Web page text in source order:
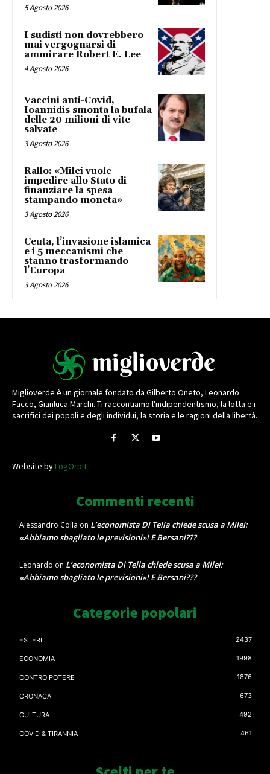
5 Agosto 2026
I sudisti non dovrebbero
mai vergognarsi di
ammirare Robert E. Lee
4 Agosto 2026
Vaccini anti-Covid,
Ioannidis smonta la bufala
delle 20 milioni di vite
salvate
3 Agosto 2026
Rallo: «Milei vuole
impedire allo Stato di
finanziare la spesa
stampando moneta»
3 Agosto 2026
Ceuta, l’invasione islamica
e i 5 meccanismi che
stanno trasformando
l’Europa
3 Agosto 2026
Miglioverde è un giornale fondato da Gilberto Oneto, Leonardo
Facco, Gianluca Marchi. Ti raccontiamo l'indipendentismo, la lotta e i
sacrifici dei popoli e degli individui, la storia e le ragioni della libertà.
Website byLogOrbit
Commenti recenti
Alessandro Colla on L’economista Di Tella chiede scusa a Milei:
«Abbiamo sbagliato le previsioni»! E Bersani???
Leonardo on L’economista Di Tella chiede scusa a Milei:
«Abbiamo sbagliato le previsioni»! E Bersani???
Categorie popolari
ESTERI 2437
ECONOMIA 1998
CONTRO POTERE 1876
CRONACA 673
CULTURA 492
COVID & TIRANNIA 461